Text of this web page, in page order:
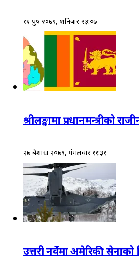
१६ पुष २०७९, शनिबार २३:०७
श्रीलङ्कामा प्रधानमन्त्रीको
२७ बैशाख २०७९, मंगलवार ११:३१
उत्तरी नर्वेमा अमेरिकी सेनाको